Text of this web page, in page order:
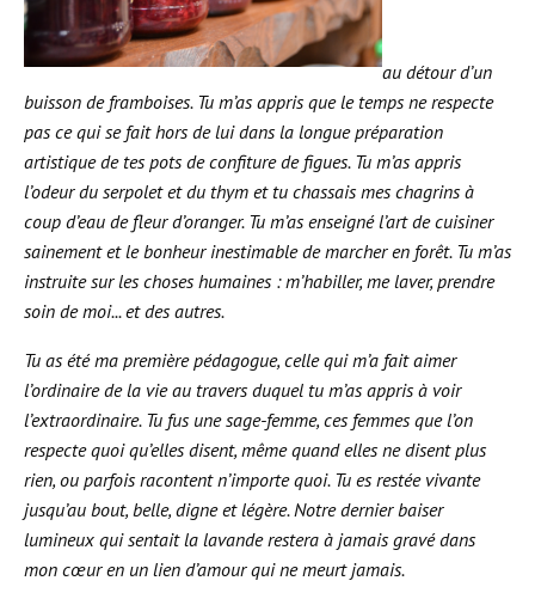
au détour d’un
buisson de framboises. Tu m’as appris que le temps ne respecte
pas ce qui se fait hors de lui dans la longue préparation
artistique de tes pots de confiture de figues. Tu m’as appris
l’odeur du serpolet et du thym et tu chassais mes chagrins à
coup d’eau de fleur d’oranger. Tu m’as enseigné l’art de cuisiner
sainement et le bonheur inestimable de marcher en forêt. Tu m’as
instruite sur les choses humaines : m’habiller, me laver, prendre
soin de moi... et des autres.
Tu as été ma première pédagogue, celle qui m’a fait aimer
l’ordinaire de la vie au travers duquel tu m’as appris à voir
l’extraordinaire. Tu fus une sage-femme, ces femmes que l’on
respecte quoi qu’elles disent, même quand elles ne disent plus
rien, ou parfois racontent n’importe quoi. Tu es restée vivante
jusqu’au bout, belle, digne et légère. Notre dernier baiser
lumineux qui sentait la lavande restera à jamais gravé dans
mon cœur en un lien d’amour qui ne meurt jamais.